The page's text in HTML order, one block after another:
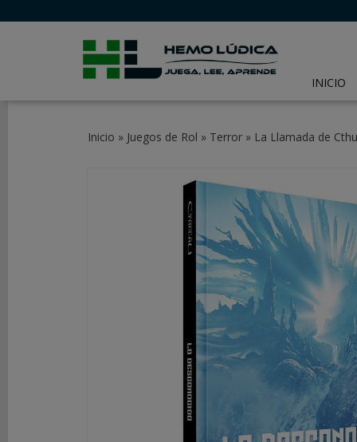
INICIO
Inicio » Juegos de Rol » Terror» La Llamada de